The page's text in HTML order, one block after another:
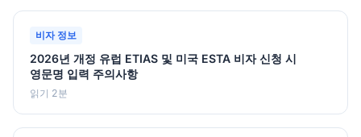
비자 정보
2026년 개정 유럽 ETIAS 및 미국 ESTA 비자 신청 시
영문명 입력 주의사항
읽기 2분